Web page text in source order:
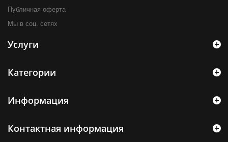
Публичная оферта
Мы в соц. сетях
Услуги
Категории
Информация
Контактная информация